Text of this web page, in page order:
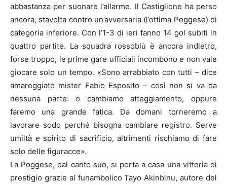
abbastanza per suonare l’allarme. Il Castiglione ha perso
ancora, stavolta contro un’avversaria (l’ottima Poggese) di
categoria inferiore. Con l’1-3 di ieri fanno 14 gol subiti in
quattro partite. La squadra rossoblù è ancora indietro,
forse troppo, le prime gare ufficiali incombono e non vale
giocare solo un tempo. «Sono arrabbiato con tutti – dice
amareggiato mister Fabio Esposito – così non si va da
nessuna parte: o cambiamo atteggiamento, oppure
faremo una grande fatica. Da domani torneremo a
lavorare sodo perché bisogna cambiare registro. Serve
umiltà e spirito di sacrificio, altrimenti rischiamo di fare
solo delle figuracce».
La Poggese, dal canto suo, si porta a casa una vittoria di
prestigio grazie al funambolico Tayo Akinbinu, autore del